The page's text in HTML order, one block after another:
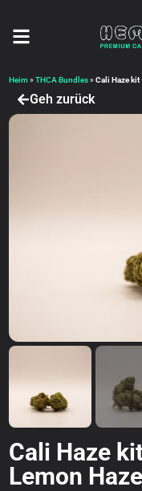
Seitenmenü
Heim »THCA Bundles»Cali Haze kit
Geh zurück
Cali Haze
Lemon